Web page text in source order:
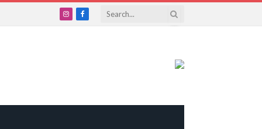
InstagramFacebook